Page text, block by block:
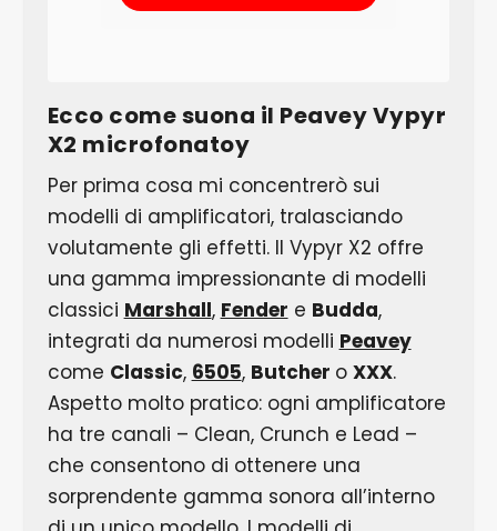
Ecco come suona il Peavey Vypyr
X2 microfonatoy
Per prima cosa mi concentrerò sui
modelli di amplificatori, tralasciando
volutamente gli effetti. Il Vypyr X2 offre
una gamma impressionante di modelli
classici Marshall, Fender e Budda,
integrati da numerosi modelli Peavey
come Classic, 6505, Butcher o XXX.
Aspetto molto pratico: ogni amplificatore
ha tre canali – Clean, Crunch e Lead –
che consentono di ottenere una
sorprendente gamma sonora all’interno